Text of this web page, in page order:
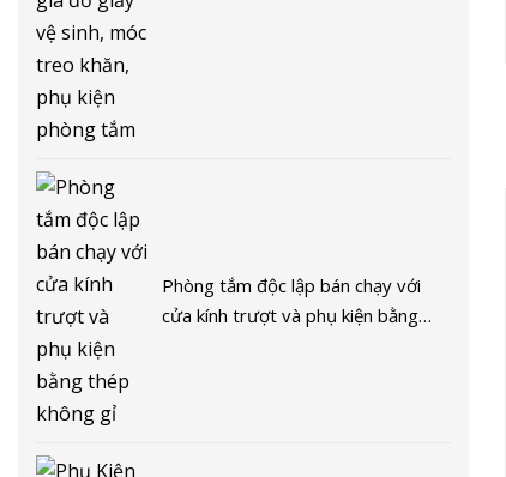
Phòng tắm độc lập bán chạy với
cửa kính trượt và phụ kiện bằng